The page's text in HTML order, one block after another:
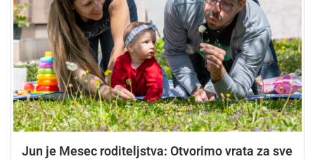
Jun je Mesec roditeljstva: Otvorimo vrata za sve